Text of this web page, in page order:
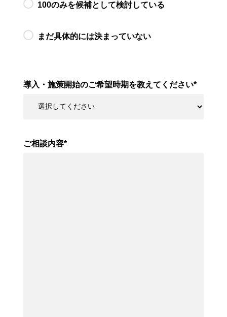
100のみを候補として検討している
まだ具体的には決まっていない
導入・施策開始のご希望時期を教えてください*
ご相談内容*